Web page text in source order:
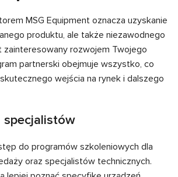
MSG Equipment oznacza uzyskanie
produktu, ale także niezawodnego
zainteresowany rozwojem Twojego
partnerski obejmuje wszystko, co
wejścia na rynek i dalszego
specjalistów
do programów szkoleniowych dla
oraz specjalistów technicznych.